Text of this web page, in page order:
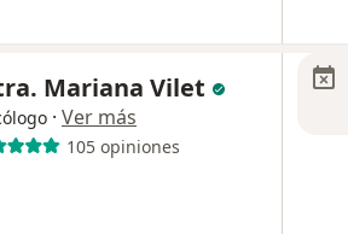
Mariana Vilet
· Ver más
105 opiniones